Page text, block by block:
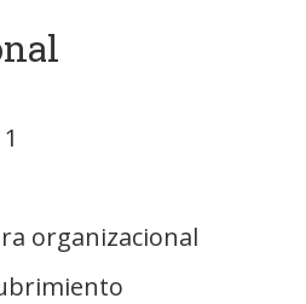
organizacional